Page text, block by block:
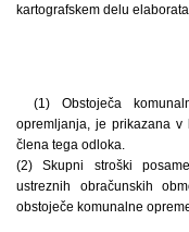
kartografskem delu
(1) Obstoječa
opremljanja, je prikazana v
člena tega odloka.
(2) Skupni stroški
ustreznih obračunskih
obstoječe komunalne